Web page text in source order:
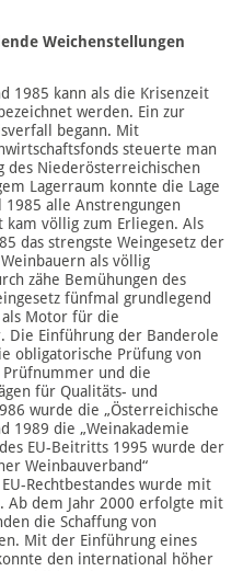
Weichenstellungen
1985 kann als die Krisenzeit
werden. Ein zur
begann. Mit
steuerte man
des Niederösterreichischen
Lagerraum konnte die Lage
alle Anstrengungen
völlig zum Erliegen. Als
das strengste Weingesetz der
als völlig
zähe Bemühungen des
fünfmal grundlegend
Motor für die
Die Einführung der Banderole
obligatorische Prüfung von
und die
für Qualitäts- und
wurde die „Österreichische
1989 die „Weinakademie
EU-Beitritts 1995 wurde der
Weinbauverband“
Rechtbestandes wurde mit
Ab dem Jahr 2000 erfolgte mit
die Schaffung von
Mit der Einführung eines
den international höher